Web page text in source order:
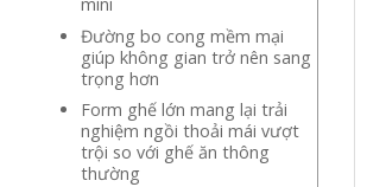
Đường bo cong mềm mại
giúp không gian trở nên sang
trọng hơn
Form ghế lớn mang lại trải
nghiệm ngồi thoải mái vượt
trội so với ghế ăn thông
thường